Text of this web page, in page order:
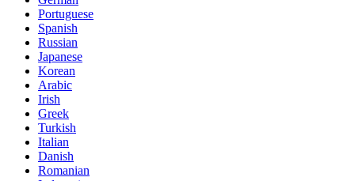
Portuguese
Spanish
Russian
Japanese
Korean
Arabic
Irish
Greek
Turkish
Italian
Danish
Romanian